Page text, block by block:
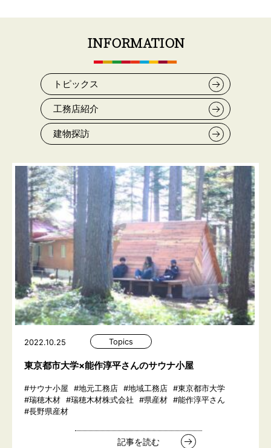
INFORMATION
トピックス
工務店紹介
建物探訪
2022.10.25 Topics
東京都市大学×能作淳平さんのサウナ小屋
#サウナ小屋 #地元工務店 #地域工務店 #東京都市大学
#瑞穂木材 #瑞穂木材株式会社 #県産材 #能作淳平さん
#長野県産材
記事を読む